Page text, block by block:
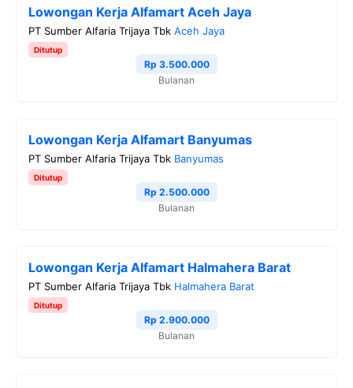
Lowongan Kerja Alfamart Aceh Jaya
PT Sumber Alfaria Trijaya Tbk Aceh Jaya
Ditutup
Rp 3.500.000
Bulanan
Lowongan Kerja Alfamart Banyumas
PT Sumber Alfaria Trijaya Tbk Banyumas
Ditutup
Rp 2.500.000
Bulanan
Lowongan Kerja Alfamart Halmahera Barat
PT Sumber Alfaria Trijaya Tbk Halmahera Barat
Ditutup
Rp 2.900.000
Bulanan